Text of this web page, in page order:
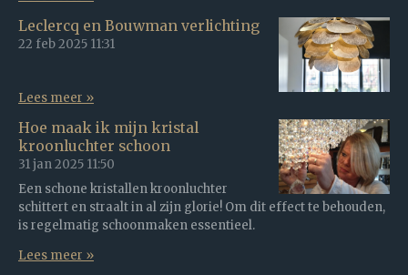
Leclercq en Bouwman verlichting
22 feb 2025 11:31
Lees meer »
Hoe maak ik mijn kristal
kroonluchter schoon
31 jan 2025 11:50
Een schone kristallen kroonluchter
schittert en straalt in al zijn glorie! Om dit effect te behouden,
is regelmatig schoonmaken essentieel.
Lees meer »